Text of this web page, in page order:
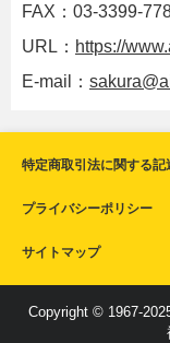
FAX：03-3399-
URL： https://
E-mail：
特定商取引法に関する記
プライバシーポリシー
サイトマップ
Copyright © 1967-